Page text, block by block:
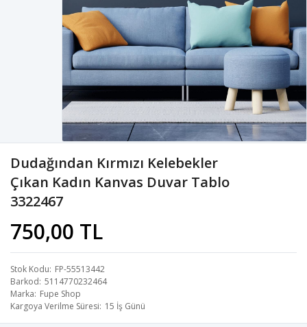
Dudağından Kırmızı Kelebekler
Çıkan Kadın Kanvas Duvar Tablo
3322467
750,00 TL
Stok Kodu FP-55513442
Barkod 5114770232464
Marka Fupe Shop
Kargoya Verilme Süresi 15 İş Günü